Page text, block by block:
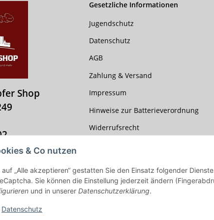
& Co nutzen
„Alle akzeptieren“ gestatten Sie den Einsatz folgender
Sie können die Einstellung jederzeit ändern
und in unserer Datenschutzerklärung.
Datenschutz
Shop
shop.de
Gesetzliche Informationen
Jugendschutz
Datenschutz
AGB
Zahlung & Versand
Impressum
Hinweise zur Batterieverordnung
Widerrufsrecht
USt., zzgl.Versand
Deutschlands, Lieferzeiten für andere Länder entnehmen Sie bitte der